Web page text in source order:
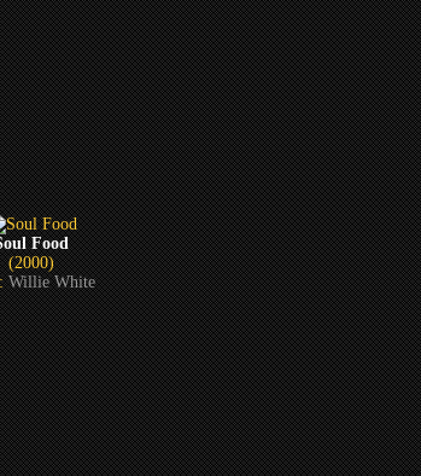
Food
(2000)
Willie White